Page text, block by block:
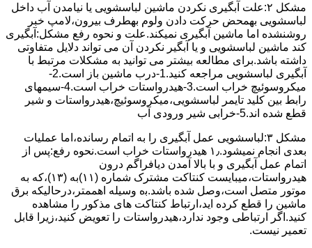
مشکل ۲:علت آبگیری نکردن ماشین لباسشویی یا نیامدن آب داخل
لباسشویی بهمحض ﺣﺮﮐﺖ دادن وﻟﻮم بهطرف ﺑﯿﺮون،ﻻﻣﭗ ﺧﺒﺮ
روشنشده اﻣﺎ ﻣﺎﺷﯿﻦ آﺑﮕﯿﺮی نمیکند.ﻋﻠﺖ و نحوه رﻓﻊ مشکل:آبگیری
کند ماشین لباسشویی و یا آبگیر نکردن آن می تواند دلایل متفاوتی
داشته باشد.برای مطالعه بیشتر می توانید به مشکلات مرتبط با
آبگیری لباسشویی مراجعه کنید.1-درب ﻣﺎﺷﯿﻦ ﺑﺎز اﺳﺖ.2-
ﻣﯿﮑﺮوﺳﻮﺋﯿﭻ ﺧﺮاب اﺳﺖ.3-ﻫﯿﺪرواﺳﺘﺎت ﺧﺮاب اﺳﺖ.4-سیمهای
راﺑﻂ ﺑﯿﻦ ﮐﻠﯿﺪ ﺗﺎﯾﻤﺮ لباسشویی،ﻣﯿﮑﺮوﺳﻮﺋﯿﭻ،ﻫﯿﺪرواﺳﺘﺎت و ﺷﯿﺮ
ﻗﻄﻊ ﺷﺪه اند.5-خرابی شیر ورودی آب
مشکل ۳:لباسشویی ﻋﻤﻞ آﺑﮕﯿﺮی را ﺑﻪ اﺗﻤﺎم رﺳﺎﻧﺪه،اﻣﺎ ﻋﻤﻠﯿﺎت
ﺑﻌﺪی اﻧﺠﺎم نمیشود.۱٫ ﻫﯿﺪرواﺳﺘﺎت ﺧﺮاب اﺳﺖ.نحوه رﻓﻊ:ﭘﺲ از
اﺗﻤﺎم عمل آﺑﮕﯿﺮی و ﺑﺎ ﺑﺎﻻ آﻣﺪن دﯾﺎﻓﺮاﮔﻢ درون
ﻫﯿﺪرواﺳﺘﺎت،میبایست ﮐﻨﺘﺎﮐﺖ ﻣﺸﺘﺮک شماره (۱۱)به (۱۳)،ﮐﻪ ﺑﻪ
ﻣﻮﺗﻮر ﻣﺘﺼﻞ اﺳﺖ،وﺻﻞ ﺷﺪه ﺑﺎﺷﺪ.ﺑه وسیله اهممتر،درحالیکه ﺑﺮق
ﻣﺎﺷﯿﻦ را ﻗﻄﻊ کرده اید،ارﺗﺒﺎط ﮐﻨﺘﺎﮐﺖ ﻫﺎی ﻣﺬﮐﻮر را ﻣﺸﺎﻫﺪه
کنید.اﮔﺮ ارﺗﺒﺎطی وجود ندارد،ﻫﯿﺪرواﺳﺘﺎت را ﺗﻌﻮﯾﺾ ﮐﻨﯿﺪ،زﯾﺮا قابل
ﺗﻌﻤﯿﺮ نیست.